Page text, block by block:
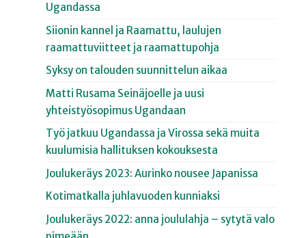
Ugandassa
Siionin kannel ja Raamattu, laulujen
raamattuviitteet ja raamattupohja
Syksy on talouden suunnittelun aikaa
Matti Rusama Seinäjoelle ja uusi
yhteistyösopimus Ugandaan
Työ jatkuu Ugandassa ja Virossa sekä muita
kuulumisia hallituksen kokouksesta
Joulukeräys 2023: Aurinko nousee Japanissa
Kotimatkalla juhlavuoden kunniaksi
Joulukeräys 2022: anna joululahja – sytytä valo